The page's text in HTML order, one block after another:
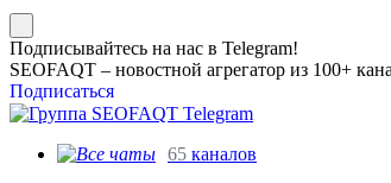
Подписывайтесь на нас в Telegram!
SEOFAQT – новостной агрегатор из 100+
Подписаться
65 каналов